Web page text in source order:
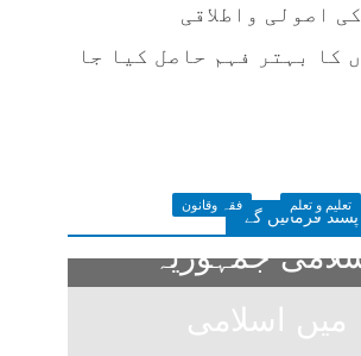
اصولی واطلاقی
کا بہتر فہم حاصل کیا جا
فرمائیں گے
تعلیم و تعلم فقہ وقانون
جمہوریہ
میں اسلامی